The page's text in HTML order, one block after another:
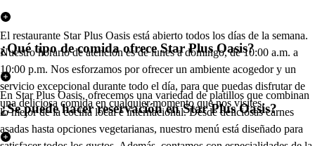
El restaurante Star Plus Oasis está abierto todos los días de la semana.
Nuestro horario de atención es de lunes a domingo, de 10:00 a.m. a
10:00 p.m. Nos esforzamos por ofrecer un ambiente acogedor y un
servicio excepcional durante todo el día, para que puedas disfrutar de
una deliciosa comida en cualquier momento que nos visites.
¿Qué tipo de comida ofrece Star Plus Oasis?
En Star Plus Oasis, ofrecemos una variedad de platillos que combinan
lo mejor de la cocina local e internacional. Desde deliciosas carnes
asadas hasta opciones vegetarianas, nuestro menú está diseñado para
¿Se puede hacer reservación en Star Plus Oasis?